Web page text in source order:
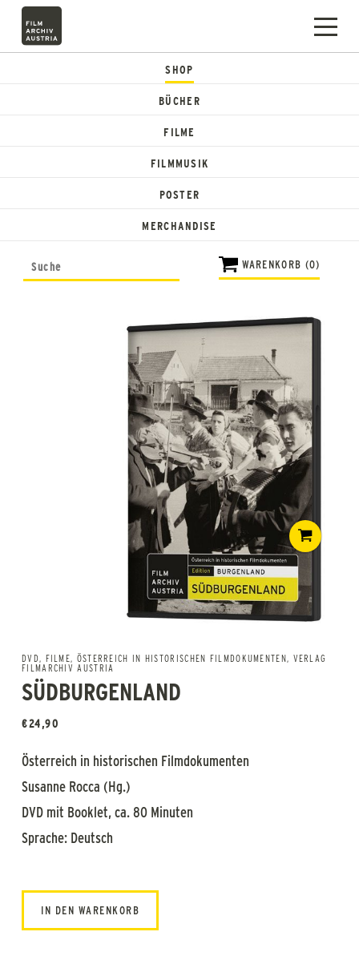
SHOP
BÜCHER
FILME
FILMMUSIK
POSTER
MERCHANDISE
WARENKORB (0)
DVD, FILME, ÖSTERREICH IN HISTORISCHEN FILMDOKUMENTEN, VERLAG
FILMARCHIV AUSTRIA
SÜDBURGENLAND
€24,90
Österreich in historischen Filmdokumenten
Susanne Rocca (Hg.)
DVD mit Booklet, ca. 80 Minuten
Sprache: Deutsch
IN DEN WARENKORB